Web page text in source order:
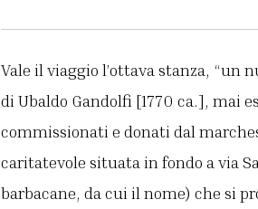
Vale il viaggio l’ottava stanza, “un
di Ubaldo Gandolfi [1770 ca.], mai
commissionati e donati dal
caritatevole situata in fondo a via
barbacane, da cui il nome) che si